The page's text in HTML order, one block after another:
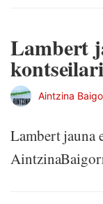
Lambert
Aintzina
Lambert jauna